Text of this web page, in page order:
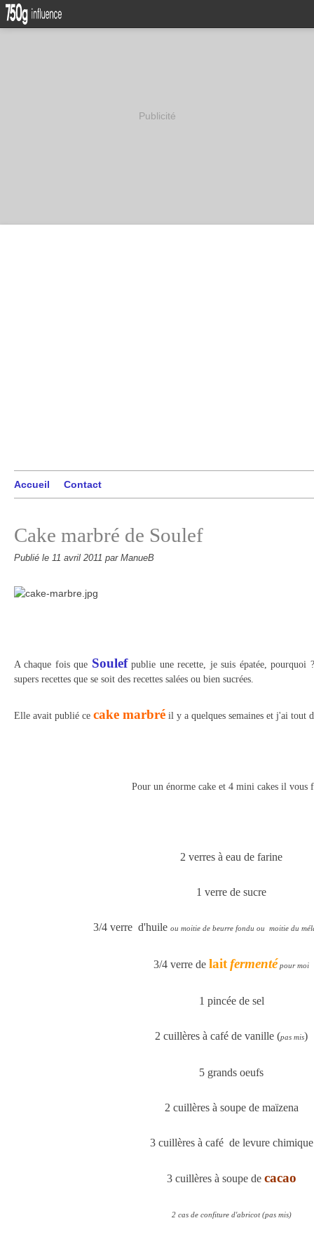
Publicité
Accueil Contact
Cake marbré de Soulef
Publié le 11 avril 2011 par ManueB
A chaque fois que Soulefpublie une recette, je suis épatée, pourquoi
supers recettes que se soit des recettes salées ou bien sucrées.
Elle avait publié ce cake marbré il y a quelques semaines et j'ai tout
Pour un énorme cake et 4 mini cakes il vous
2 verres à eau de farine
1 verre de sucre
3/4 verre d'huile ou moitie de beurre fondu ou moitie du
3/4 verre de laitfermenté pour moi
1 pincée de sel
2 cuillères à café de vanille (pas mis)
5 grands oeufs
2 cuillères à soupe de maïzena
3 cuillères à café de levure chimique
3 cuillères à soupe de cacao
2 cas de confiture d'abricot (pas mis)